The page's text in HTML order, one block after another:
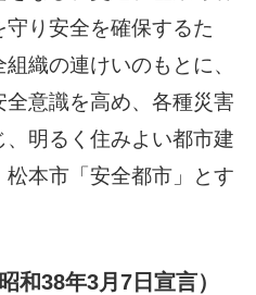
り安全を確保するた
織の連けいのもとに、
意識を高め、各種災害
明るく住みよい都市建
本市「安全都市」とす
和38年3月7日宣言）